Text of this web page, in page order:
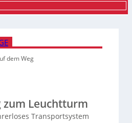
dem Weg
zum Leuchtturm
Transportsystem